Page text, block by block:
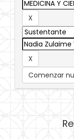
Comenzar